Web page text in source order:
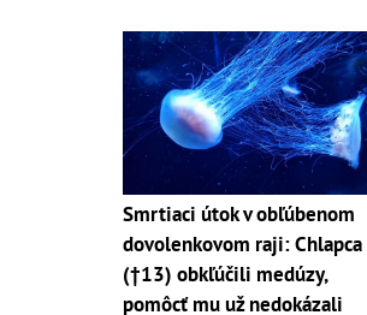
Smrtiaci útok v obľúbenom
dovolenkovom raji: Chlapca
(†13) obkľúčili medúzy,
pomôcť mu už nedokázali